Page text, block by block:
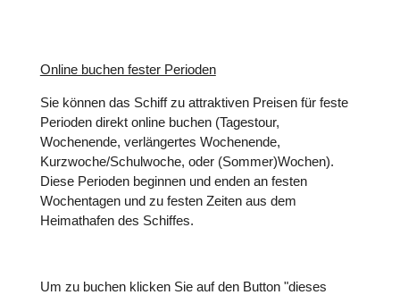
Online buchen fester Perioden
Sie können das Schiff zu attraktiven Preisen für feste
Perioden direkt online buchen (Tagestour,
Wochenende, verlängertes Wochenende,
Kurzwoche/Schulwoche, oder (Sommer)Wochen).
Diese Perioden beginnen und enden an festen
Wochentagen und zu festen Zeiten aus dem
Heimathafen des Schiffes.
Um zu buchen klicken Sie auf den Button "dieses